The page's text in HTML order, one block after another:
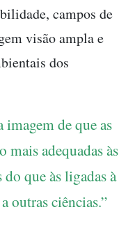
campos de
visão ampla e
dos
de que as
mais adequadas às
do que às ligadas à
outras ciências.”